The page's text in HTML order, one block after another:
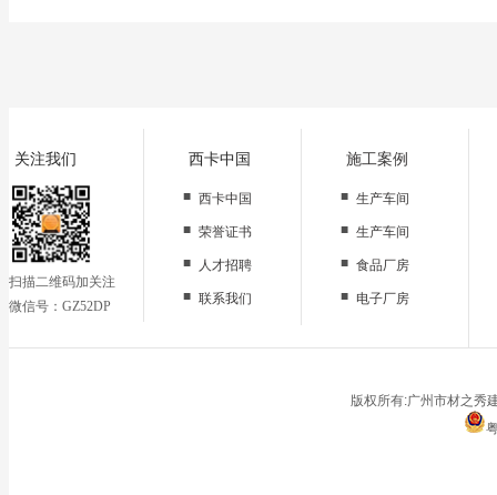
关注我们
扫描二维码加关注
微信号：GZ52DP
西卡中国
■ 西卡中国
■ 荣誉证书
■
人才招聘
■ 联系我们
施工案例
■ 生产车间
■ 生产车间
■ 食品厂房
■ 电子厂房
停车场
版权所有:广州市材之